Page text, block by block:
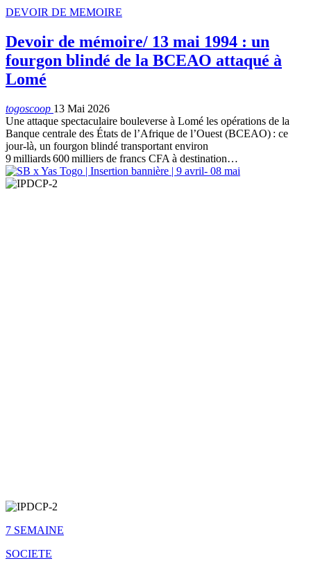
DEVOIR DE MEMOIRE
Devoir de mémoire/ 13 mai 1994 : un
fourgon blindé de la BCEAO attaqué à
Lomé
togoscoop 13 Mai 2026
Une attaque spectaculaire bouleverse à Lomé les opérations de la
Banque centrale des États de l’Afrique de l’Ouest (BCEAO) : ce
jour‑là, un fourgon blindé transportant environ
9 milliards 600 milliers de francs CFA à destination…
7 SEMAINE
SOCIETE